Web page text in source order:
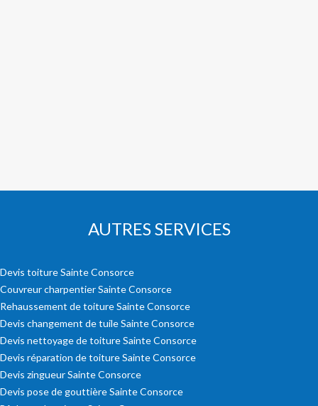
AUTRES SERVICES
Devis toiture Sainte Consorce
Couvreur charpentier Sainte Consorce
Rehaussement de toiture Sainte Consorce
Devis changement de tuile Sainte Consorce
Devis nettoyage de toiture Sainte Consorce
Devis réparation de toiture Sainte Consorce
Devis zingueur Sainte Consorce
Devis pose de gouttière Sainte Consorce